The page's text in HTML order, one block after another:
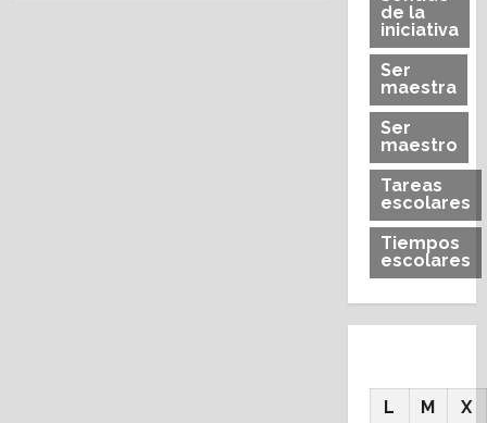
de la
iniciativa
Ser
maestra
Ser
maestro
Tareas
escolares
Tiempos
escolares
L M X